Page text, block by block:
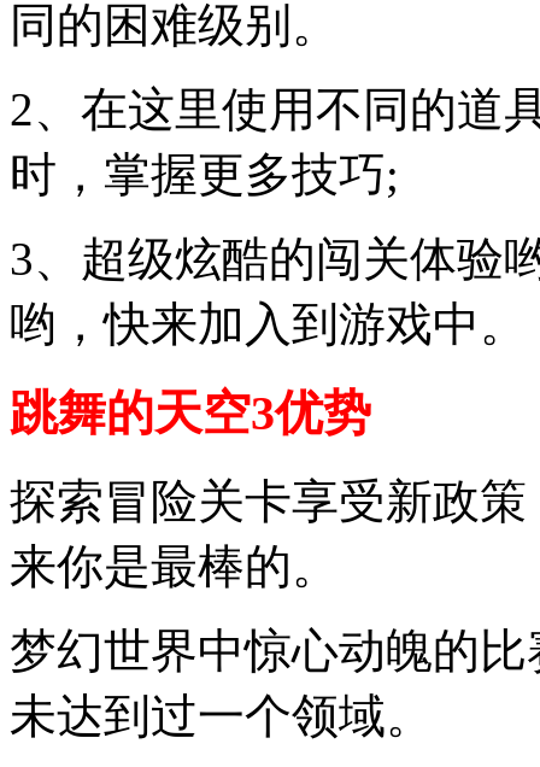
同的困难级别。
2、在这里使用不同的道
时，掌握更多技巧;
3、超级炫酷的闯关体验
哟，快来加入到游戏中。
跳舞的天空3优势
探索冒险关卡享受新政
来你是最棒的。
梦幻世界中惊心动魄的
未达到过一个领域。